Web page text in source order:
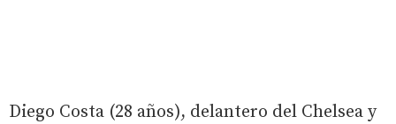
Diego Costa (28 años), delantero del Chelsea y